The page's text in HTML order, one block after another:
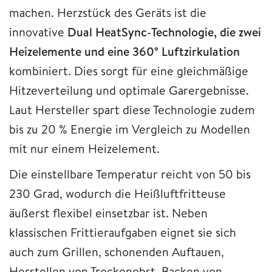
machen. Herzstück des Geräts ist die
innovative Dual HeatSync-Technologie, die zwei
Heizelemente und eine 360° Luftzirkulation
kombiniert. Dies sorgt für eine gleichmäßige
Hitzeverteilung und optimale Garergebnisse.
Laut Hersteller spart diese Technologie zudem
bis zu 20 % Energie im Vergleich zu Modellen
mit nur einem Heizelement.
Die einstellbare Temperatur reicht von 50 bis
230 Grad, wodurch die Heißluftfritteuse
äußerst flexibel einsetzbar ist. Neben
klassischen Frittieraufgaben eignet sie sich
auch zum Grillen, schonenden Auftauen,